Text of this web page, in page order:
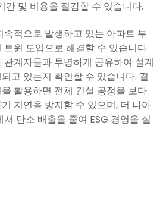
간 및 비용을 절감할 수 있습니다.
적으로 발생하고 있는 아파트 부
윈 도입으로 해결할 수 있습니다.
계자들과 투명하게 공유하여 설계
고 있는지 확인할 수 있습니다. 결
활용하면 전체 건설 공정을 보다
지연을 방지할 수 있으며, 더 나아
탄소 배출을 줄여 ESG 경영을 실